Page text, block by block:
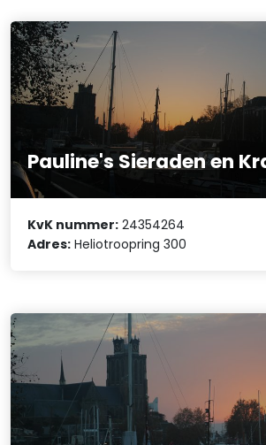
Pauline's Sieraden en
KvK nummer: 24354264
Adres: Heliotroopring 300